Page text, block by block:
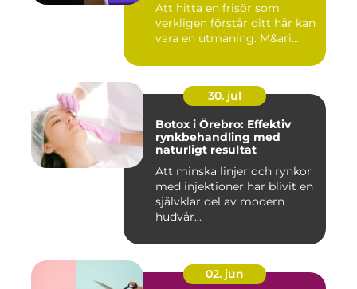
Att hitta en frisör som
verkligen förstår ditt hår kan
vara en utmaning. M&ari...
30. jul
Botox i Örebro: Effektiv
rynkbehandling med
naturligt resultat
Att minska linjer och rynkor
med injektioner har blivit en
självklar del av modern
hudvår...
02. jun